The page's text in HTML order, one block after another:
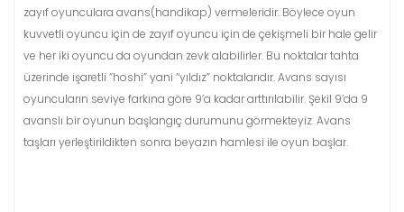
zayıf oyunculara avans(handikap) vermeleridir. Böylece oyun
kuvvetli oyuncu için de zayıf oyuncu için de çekişmeli bir hale gelir
ve her iki oyuncu da oyundan zevk alabilirler. Bu noktalar tahta
üzerinde işaretli “hoshi” yani “yıldız” noktalarıdır. Avans sayısı
oyuncuların seviye farkına göre 9’a kadar arttırılabilir. Şekil 9’da 9
avanslı bir oyunun başlangıç durumunu görmekteyiz. Avans
taşları yerleştirildikten sonra beyazın hamlesi ile oyun başlar.